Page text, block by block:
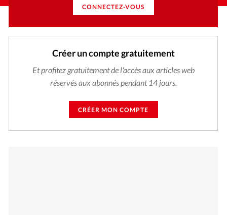
CONNECTEZ-VOUS
Créer un compte gratuitement
Et profitez gratuitement de l'accès aux articles web
réservés aux abonnés pendant 14 jours.
CRÉER MON COMPTE